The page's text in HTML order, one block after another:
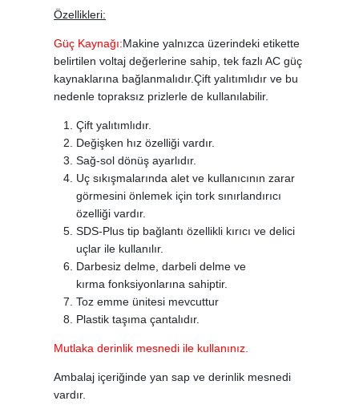
Özellikleri:
Güç Kaynağı:Makine yalnızca üzerindeki etikette
belirtilen voltaj değerlerine sahip, tek fazlı AC güç
kaynaklarına bağlanmalıdır.Çift yalıtımlıdır ve bu
nedenle topraksız prizlerle de kullanılabilir.
Çift yalıtımlıdır.
Değişken hız özelliği vardır.
Sağ-sol dönüş ayarlıdır.
Uç sıkışmalarında alet ve kullanıcının zarar
görmesini önlemek için tork sınırlandırıcı
özelliği vardır.
SDS-Plus tip bağlantı özellikli kırıcı ve delici
uçlar ile kullanılır.
Darbesiz delme, darbeli delme ve
kırma fonksiyonlarına sahiptir.
Toz emme ünitesi mevcuttur
Plastik taşıma çantalıdır.
Mutlaka derinlik mesnedi ile kullanınız.
Ambalaj içeriğinde yan sap ve derinlik mesnedi
vardır.